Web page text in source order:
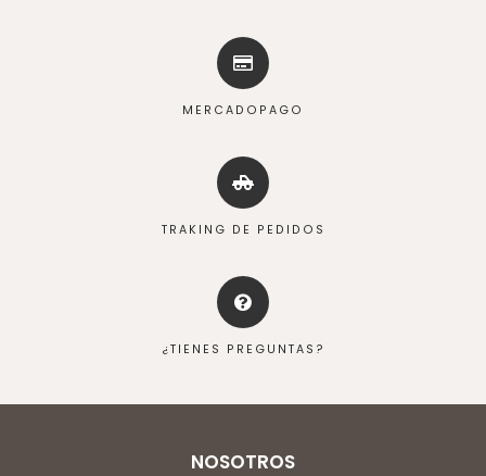
MERCADOPAGO
TRAKING DE PEDIDOS
¿TIENES PREGUNTAS?
NOSOTROS